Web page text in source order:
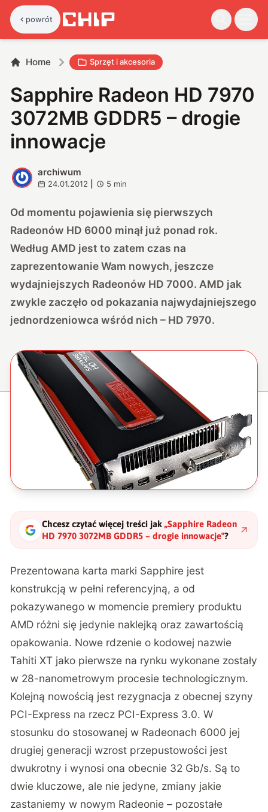
powrót
Home Sprzęt i akcesoria
Sapphire Radeon HD 7970
3072MB GDDR5 – drogie
innowacje
A
archiwum
24.01.2012 5 min
Od momentu pojawienia się pierwszych
Radeonów HD 6000 minął już ponad rok.
Według AMD jest to zatem czas na
zaprezentowanie Wam nowych, jeszcze
wydajniejszych Radeonów HD 7000. AMD jak
zwykle zaczęło od pokazania najwydajniejszego
jednordzeniowca wśród nich – HD 7970.
Chcesz czytać więcej treści jak „Sapphire Radeon
HD 7970 3072MB GDDR5 – drogie innowacje"?
Prezentowana karta marki Sapphire jest
konstrukcją w pełni referencyjną, a od
pokazywanego w momencie premiery produktu
AMD różni się jedynie naklejką oraz zawartością
opakowania. Nowe rdzenie o kodowej nazwie
Tahiti XT jako pierwsze na rynku wykonane zostały
w 28-nanometrowym procesie technologicznym.
Kolejną nowością jest rezygnacja z obecnej szyny
PCI-Express na rzecz PCI-Express 3.0. W
stosunku do stosowanej w Radeonach 6000 jej
drugiej generacji wzrost przepustowości jest
dwukrotny i wynosi ona obecnie 32 Gb/s. Są to
dwie kluczowe, ale nie jedyne, zmiany jakie
zastaniemy w nowym Radeonie – pozostałe